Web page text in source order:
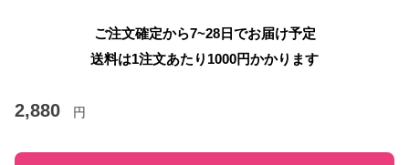
ご注文確定から7~28日でお届け予定
送料は1注文あたり 1000円かかります
2,880 円